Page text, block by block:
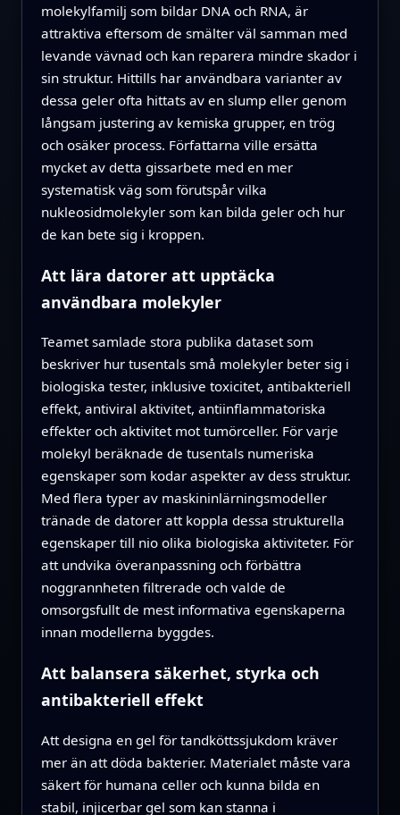
molekylfamilj som bildar DNA och RNA, är
attraktiva eftersom de smälter väl samman med
levande vävnad och kan reparera mindre skador i
sin struktur. Hittills har användbara varianter av
dessa geler ofta hittats av en slump eller genom
långsam justering av kemiska grupper, en trög
och osäker process. Författarna ville ersätta
mycket av detta gissarbete med en mer
systematisk väg som förutspår vilka
nukleosidmolekyler som kan bilda geler och hur
de kan bete sig i kroppen.
Att lära datorer att upptäcka
användbara molekyler
Teamet samlade stora publika dataset som
beskriver hur tusentals små molekyler beter sig i
biologiska tester, inklusive toxicitet, antibakteriell
effekt, antiviral aktivitet, antiinflammatoriska
effekter och aktivitet mot tumörceller. För varje
molekyl beräknade de tusentals numeriska
egenskaper som kodar aspekter av dess struktur.
Med flera typer av maskininlärningsmodeller
tränade de datorer att koppla dessa strukturella
egenskaper till nio olika biologiska aktiviteter. För
att undvika överanpassning och förbättra
noggrannheten filtrerade och valde de
omsorgsfullt de mest informativa egenskaperna
innan modellerna byggdes.
Att balansera säkerhet, styrka och
antibakteriell effekt
Att designa en gel för tandköttssjukdom kräver
mer än att döda bakterier. Materialet måste vara
säkert för humana celler och kunna bilda en
stabil, injicerbar gel som kan stanna i